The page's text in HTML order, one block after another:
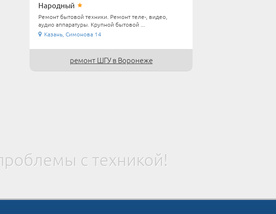
Народный
Ремонт бытовой техники. Ремонт теле-, видео,
аудио аппаратуры. Крупной бытовой ...
Казань, Симонова 14
ремонт ШГУ в Воронеже
с техникой!